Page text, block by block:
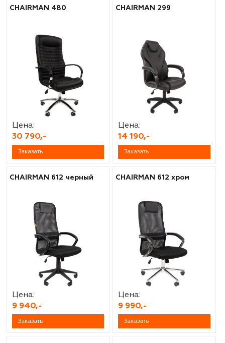
CHAIRMAN 480
Цена:
30 790,-
Заказать
CHAIRMAN 299
Цена:
14 190,-
Заказать
CHAIRMAN 612 черный
Цена:
9 940,-
Заказать
CHAIRMAN 612 хром
Цена:
9 990,-
Заказать